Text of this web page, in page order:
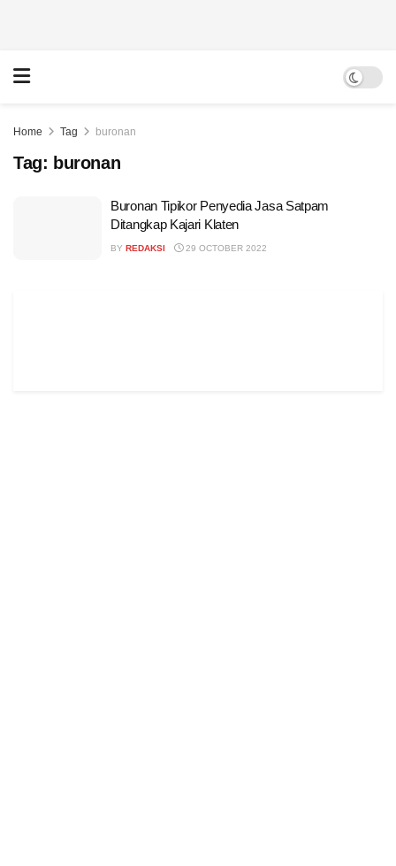
Home Tag buronan
Tag: buronan
Buronan Tipikor Penyedia Jasa Satpam
Ditangkap Kajari Klaten
BY REDAKSI 29 OCTOBER 2022